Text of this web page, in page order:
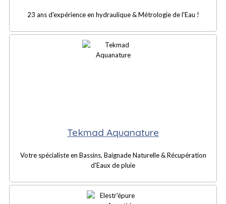
23 ans d'expérience en hydraulique & Métrologie de l'Eau !
Tekmad Aquanature
Votre spécialiste en Bassins, Baignade Naturelle & Récupération
d'Eaux de pluie